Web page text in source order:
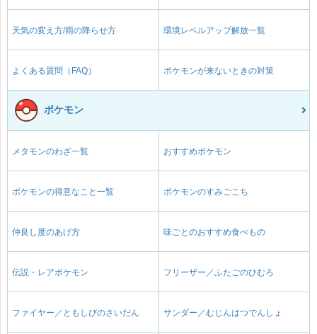
天気の変え方/雨の降らせ方 環境レベルアップ解放一覧
よくある質問（FAQ） ポケモンが来ないときの対策
ポケモン
メタモンのわざ一覧 おすすめポケモン
ポケモンの得意なこと一覧 ポケモンのすみごこち
仲良し度のあげ方 味ごとのおすすめ食べもの
伝説・レアポケモン フリーザー／ふたごのひむろ
ファイヤー／ともしびのさいだん サンダー／むじんはつでんしょ